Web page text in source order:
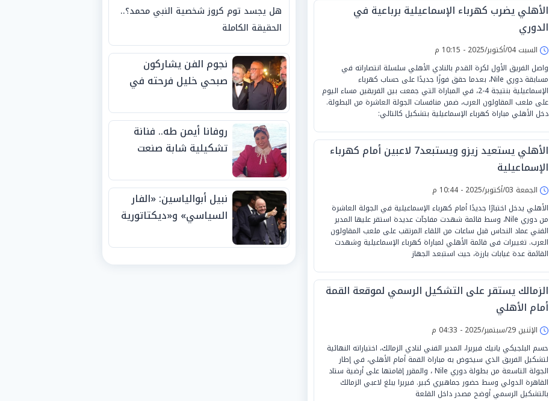
الأهلي يضرب كهرباء الإسماعيلية برباعية في
الدوري
السبت 04/أكتوبر/2025 - 10:15 م
واصل الفريق الأول لكرة القدم بالنادي الأهلي سلسلة انتصاراته في
مسابقة دوري Nile، بعدما حقق فوزًا جديدًا على حساب كهرباء
الإسماعيلية بنتيجة 4-2، في المباراة التي جمعت بين الفريقين مساء اليوم
على ملعب المقاولون العرب، ضمن منافسات الجولة العاشرة من البطولة.
دخل الأهلي مباراة كهرباء الإسماعيلية بتشكيل كالتالي:
الأهلي يستعيد زيزو ويستبعد7 لاعبين أمام كهرباء
الإسماعيلية
الجمعة 03/أكتوبر/2025 - 10:44 م
الأهلي يدخل اختبارًا جديدًا أمام كهرباء الإسماعيلية في الجولة العاشرة
من دوري Nile، وسط قائمة شهدت مفاجآت عديدة استقر عليها المدير
الفني عماد النحاس قبل ساعات من اللقاء المرتقب على ملعب المقاولون
العرب. تغييرات فى قائمة الأهلي لمباراة كهرباء الإسماعيلية وشهدت
القائمة عدة غيابات بارزة، حيث استبعد الجهاز
الزمالك يستقر على التشكيل الرسمي لموقعة القمة
أمام الأهلي
الإثنين 29/سبتمبر/2025 - 04:33 م
حسم البلجيكي يانيك فيريرا، المدير الفني لنادي الزمالك، اختياراته النهائية
لتشكيل الفريق الذي سيخوض به مباراة القمة أمام الأهلي، في إطار
الجولة التاسعة من بطولة دوري Nile ، والمقرر إقامتها على أرضية ستاد
القاهرة الدولي وسط حضور جماهيري كبير. فيريرا يبلغ لاعبي الزمالك
بالتشكيل الرسمي أوضح مصدر داخل القلعة
هل يجسد توم كروز شخصية النبي محمد؟..
الحقيقة الكاملة
نجوم الفن يشاركون
صبحي خليل فرحته في
روفانا أيمن طه.. فنانة
تشكيلية شابة صنعت
الجوائز منذ الصغر
نبيل أبوالياسين: «الفار
السياسي» و«ديكتاتورية
الفيفا».. وإقالة